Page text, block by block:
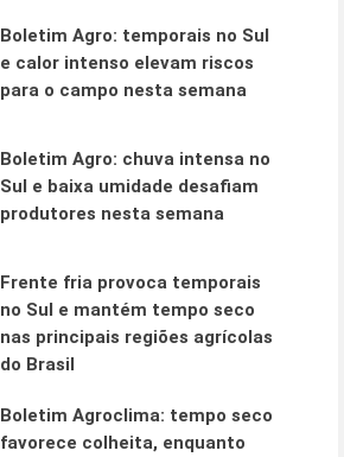
Boletim Agro: temporais no Sul
e calor intenso elevam riscos
para o campo nesta semana
Boletim Agro: chuva intensa no
Sul e baixa umidade desafiam
produtores nesta semana
Frente fria provoca temporais
no Sul e mantém tempo seco
nas principais regiões agrícolas
do Brasil
Boletim Agroclima: tempo seco
favorece colheita, enquanto